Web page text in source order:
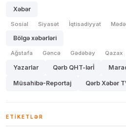
Xəbər
Sosial Siyasət İqtisadiyyat
Bölgə xəbərləri
Ağstafa Gəncə Gədəbəy Qazax
Yazarlar Qərb QHT-lərİ
Müsahibə-Reportaj Qərb Xəbər
ETIKETLƏR